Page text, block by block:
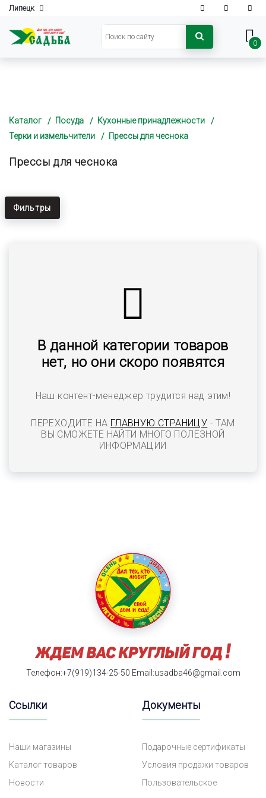
Липецк
0
Каталог Посуда
Кухонные принадлежности
Терки и измельчители
Прессы для чеснока
Прессы для чеснока
Фильтры
В данной категории товаров
нет, но они скоро появятся
Наш контент-менеджер трудится над этим!
ПЕРЕХОДИТЕ НА ГЛАВНУЮ СТРАНИЦУ - ТАМ
ВЫ СМОЖЕТЕ НАЙТИ МНОГО ПОЛЕЗНОЙ
ИНФОРМАЦИИ
Телефон:+7(919)134-25-50 Email:usadba46@gmail.com
Ссылки
Наши магазины
Каталог товаров
Новости
Документы
Подарочные сертификаты
Условия продажи товаров
Пользовательское